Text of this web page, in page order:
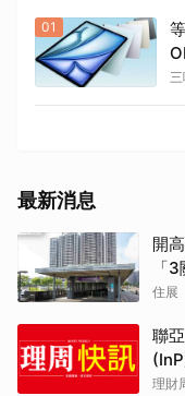
01
最新消息
開
「
住展
聯
理財